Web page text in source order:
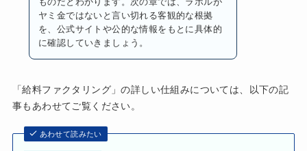
ヤミ金ではないと言い切れる客観的な根拠
を、公式サイトや公的な情報をもとに具体的
に確認していきましょう。
「給料ファクタリング」の詳しい仕組みについては、以下の記
事もあわせてご覧ください。
あわせて読みたい